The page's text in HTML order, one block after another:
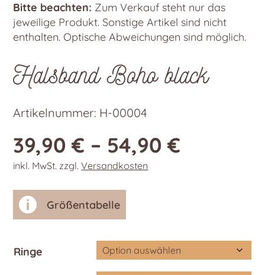
Bitte beachten: Zum Verkauf steht nur das
jeweilige Produkt. Sonstige Artikel sind nicht
enthalten. Optische Abweichungen sind möglich.
Halsband Boho black
Artikelnummer: H-00004
39,90€ – 54,90€
inkl. MwSt. zzgl.Versandkosten
 Größentabelle
Ringe